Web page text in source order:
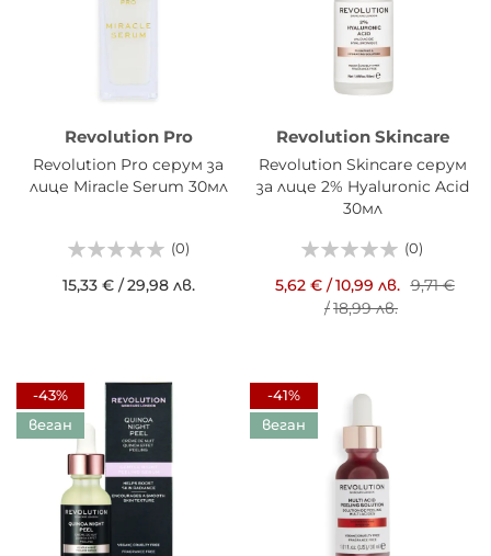
Revolution Pro
Revolution Pro серум за
лице Miracle Serum 30мл
(0)
15,33 €/29,98 лв.
Revolution Skincare
Revolution Skincare серум
за лице 2% Hyaluronic Acid
30мл
(0)
5,62 €/10,99 лв. 9,71 €
/18,99 лв.
-43%
веган
-41%
веган